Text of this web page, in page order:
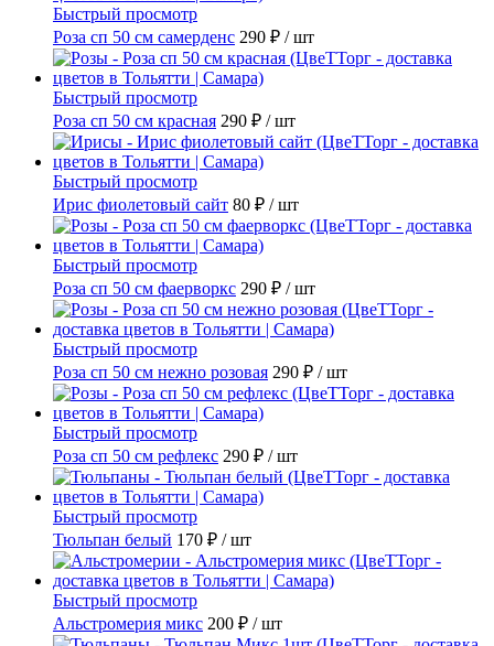
Быстрый просмотр
Роза сп 50 см самерденс 290 ₽ / шт
Быстрый просмотр
Роза сп 50 см красная 290 ₽ / шт
Быстрый просмотр
Ирис фиолетовый сайт 80 ₽ / шт
Быстрый просмотр
Роза сп 50 см фаерворкс 290 ₽ / шт
Быстрый просмотр
Роза сп 50 см нежно розовая 290 ₽ / шт
Быстрый просмотр
Роза сп 50 см рефлекс 290 ₽ / шт
Быстрый просмотр
Тюльпан белый 170 ₽ / шт
Быстрый просмотр
Альстромерия микс 200 ₽ / шт